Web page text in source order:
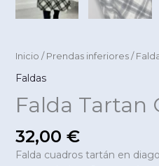
Inicio / Prendas inferiores/
Faldas
Falda Tartan
32,00 €
Falda cuadros tartán en